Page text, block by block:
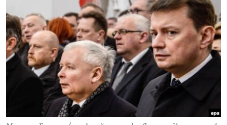
СИБИРЬ.РЕАЛИИ
РАСПИСАНИЕ ВЕЩАНИЯ
ПОДПИШИТЕСЬ НА РАССЫЛКУ
СОЦИАЛЬНЫЕ СЕТИ